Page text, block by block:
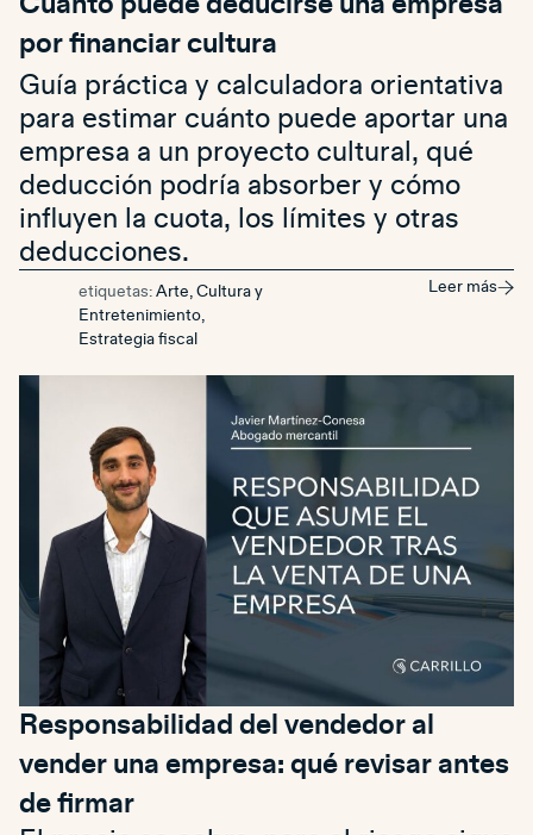
por financiar cultura
Guía práctica y calculadora orientativa
para estimar cuánto puede aportar una
empresa a un proyecto cultural, qué
deducción podría absorber y cómo
influyen la cuota, los límites y otras
deducciones.
etiquetas: Arte, Cultura y
Entretenimiento,
Estrategia fiscal
Leer más
Responsabilidad del vendedor al
vender una empresa: qué revisar antes
de firmar